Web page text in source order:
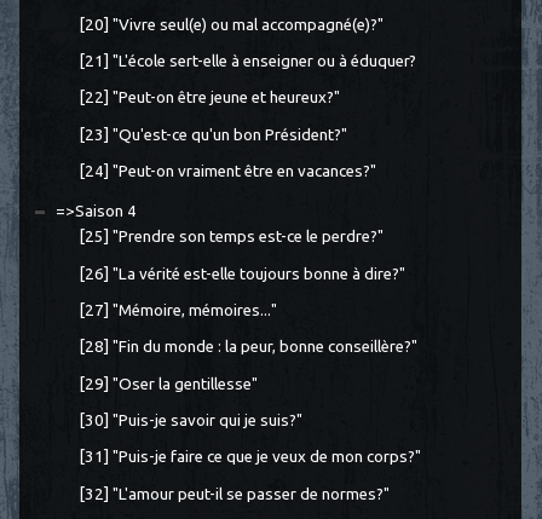
[20] "Vivre seul(e) ou mal accompagné(e)?"
[21] "L'école sert-elle à enseigner ou à éduquer?
[22] "Peut-on être jeune et heureux?"
[23] "Qu'est-ce qu'un bon Président?"
[24] "Peut-on vraiment être en vacances?"
=>Saison 4
[25] "Prendre son temps est-ce le perdre?"
[26] "La vérité est-elle toujours bonne à dire?"
[27] "Mémoire, mémoires..."
[28] "Fin du monde : la peur, bonne conseillère?"
[29] "Oser la gentillesse"
[30] "Puis-je savoir qui je suis?"
[31] "Puis-je faire ce que je veux de mon corps?"
[32] "L'amour peut-il se passer de normes?"